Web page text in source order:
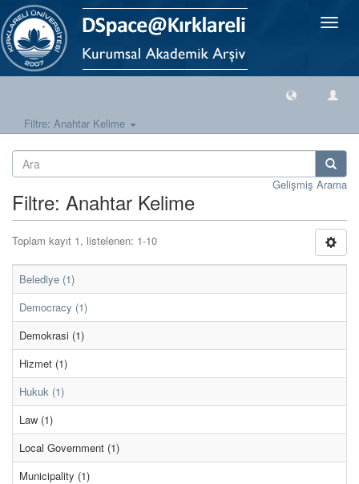
Geçiş
Filtre: Anahtar Kelime
Gelişmiş Arama
Filtre: Anahtar Kelime
Toplam kayıt 1, listelenen: 1-10
Belediye (1)
Democracy (1)
Demokrasi (1)
Hizmet (1)
Hukuk (1)
Law (1)
Local Government (1)
Municipality (1)